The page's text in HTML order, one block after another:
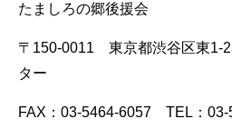
たましろの郷後援会
〒150-0011 東京都渋谷区東1-
ター
FAX：03-5464-6057 TEL：03-